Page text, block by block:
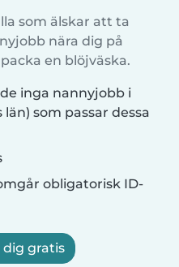
som älskar att ta
nära dig på
en blöjväska.
inga nannyjobb i
som passar dessa
obligatorisk ID-
dig gratis